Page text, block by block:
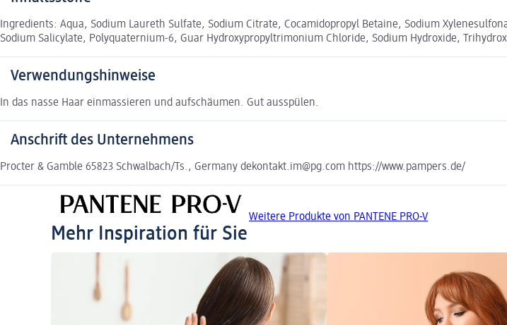
Ingredients: Aqua, Sodium Laureth Sulfate, Sodium Citrate, Cocamidopropyl Betaine, Sodium
Sodium Salicylate, Polyquaternium-6, Guar Hydroxypropyltrimonium Chloride, Sodium Hydroxide,
Verwendungshinweise
In das nasse Haar einmassieren und aufschäumen. Gut ausspülen.
Anschrift des Unternehmens
Procter & Gamble 65823 Schwalbach/Ts., Germany dekontakt.im@pg.com https://www.pampers.de/
Weitere Produkte von PANTENE PRO-V
Mehr Inspiration für Sie